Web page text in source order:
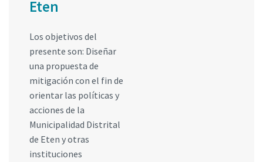
Eten
Los objetivos del
presente son: Diseñar
una propuesta de
mitigación con el fin de
orientar las políticas y
acciones de la
Municipalidad Distrital
de Eten y otras
instituciones